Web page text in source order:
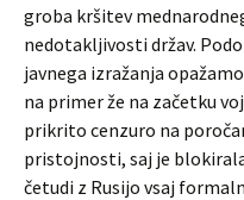
groba kršitev
nedotakljivosti držav.
javnega izražanja
na primer že na začetku
prikrito cenzuro na
pristojnosti, saj je
četudi z Rusijo vsaj